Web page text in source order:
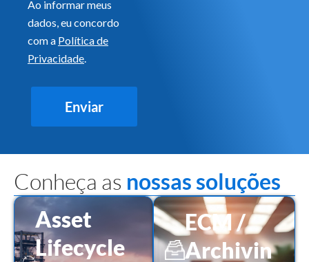
Ao informar meus
dados, eu concordo
com a Política de
Privacidade.
Enviar
Conheça as nossas soluções
Asset
Lifecycle
ECM /
Archivin